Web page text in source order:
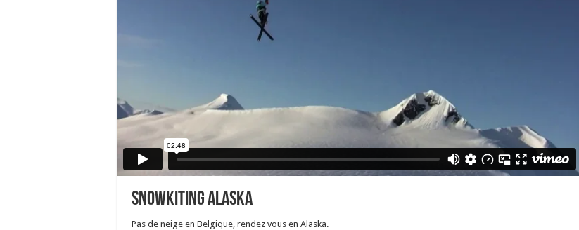
Snowkiting Alaska
Pas de neige en Belgique, rendez vous en Alaska.